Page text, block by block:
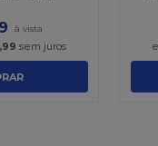
99 sem juros